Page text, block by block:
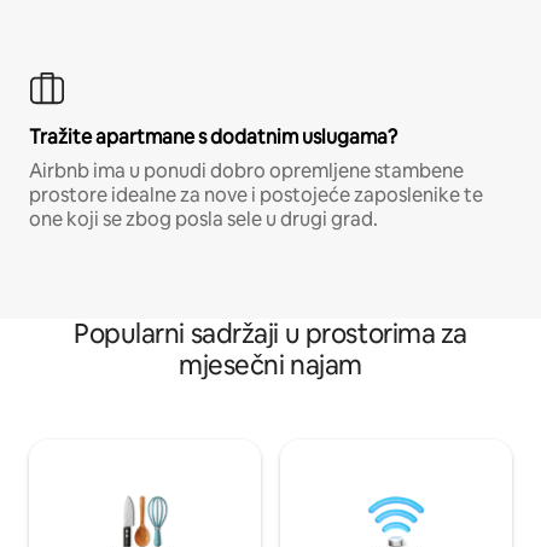
Tražite apartmane s dodatnim uslugama?
Airbnb ima u ponudi dobro opremljene stambene
prostore idealne za nove i postojeće zaposlenike te
one koji se zbog posla sele u drugi grad.
Popularni sadržaji u prostorima za
mjesečni najam